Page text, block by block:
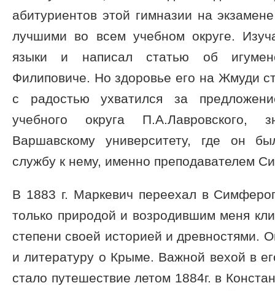
абитуриентов этой гимназии на
лучшими во всем учебном округе.
языки и написал статью об
Филиповиче. Но здоровье его на Жмуди
с радостью ухватился за
учебного округа
Варшавскому университету, где он
службу к нему, именно преподавателем
В 1883 г. Маркевич переехал в
только природой и возродившим меня
степени своей историей и древностями.
и литературу о Крыме. Важной вехой в
стало путешествие летом 1884г. в